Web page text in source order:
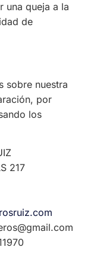
una queja a la
de
sobre nuestra
por
los
217
gmail.com